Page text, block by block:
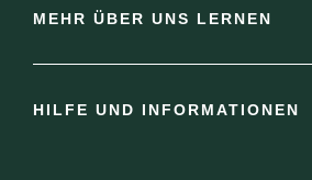
MEHR ÜBER UNS LERNEN
HILFE UND INFORMATIONEN